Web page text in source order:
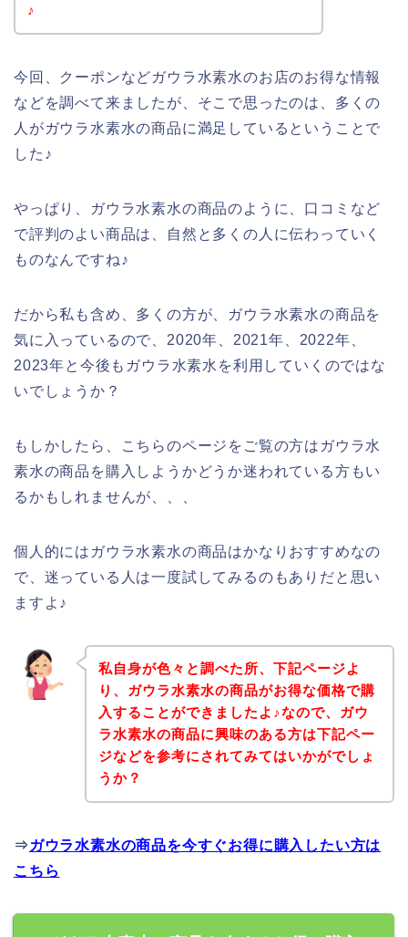
♪
今回、クーポンなどガウラ水素水のお店のお得な情報
などを調べて来ましたが、そこで思ったのは、多くの
人がガウラ水素水の商品に満足しているということで
した♪
やっぱり、ガウラ水素水の商品のように、口コミなど
で評判のよい商品は、自然と多くの人に伝わっていく
ものなんですね♪
だから私も含め、多くの方が、ガウラ水素水の商品を
気に入っているので、2020年、2021年、2022年、
2023年と今後もガウラ水素水を利用していくのではな
いでしょうか？
もしかしたら、こちらのページをご覧の方はガウラ水
素水の商品を購入しようかどうか迷われている方もい
るかもしれませんが、、、
個人的にはガウラ水素水の商品はかなりおすすめなの
で、迷っている人は一度試してみるのもありだと思い
ますよ♪
私自身が色々と調べた所、下記ページよ
り、ガウラ水素水の商品がお得な価格で購
入することができましたよ♪なので、ガウ
ラ水素水の商品に興味のある方は下記ペー
ジなどを参考にされてみてはいかがでしょ
うか？
⇒ ガウラ水素水の商品を今すぐお得に購入したい方は
こちら